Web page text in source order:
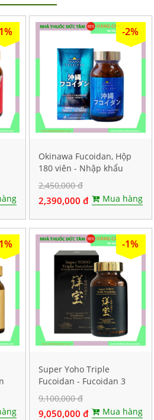
-2%
Okinawa Fucoidan, Hộp
180 viên - Nhập khẩu
chính hãng
2,450,000 đ
2,390,000 đ Mua hàng
-1%
Super Yoho Triple
Fucoidan - Fucoidan 3
thành phần tảo nâu hàm
lượng CAO. Hộp 160 viên
9,100,000 đ
9,050,000 đ Mua hàng